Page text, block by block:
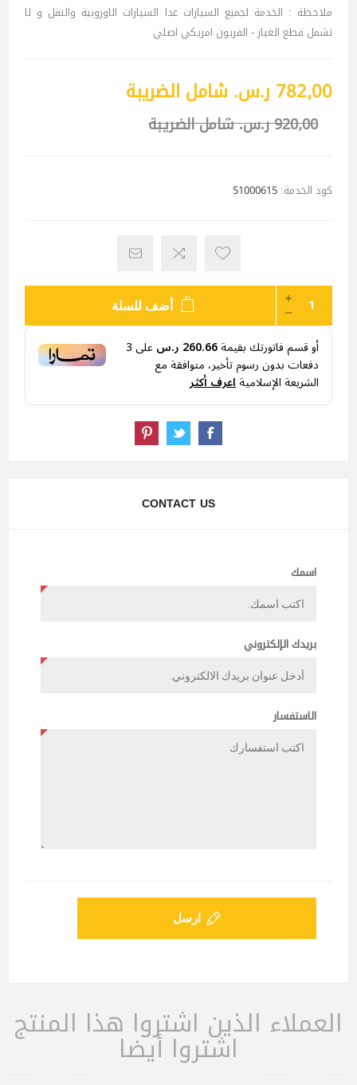
ملاحظة : الخدمة لجميع السيارات عدا السيارات الاوروبية والنقل و لا
تشمل قطع الغيار - الفريون امريكي اصلي
782٫00 ر.س.‏ شامل الضريبة
920٫00 ر.س.‏ شامل الضريبة
كود الخدمة: 51000615
أضف للسلة
أو قسم فاتورتك بقيمة260.66 ر.س على3
دفعات بدون رسوم تأخير، متوافقة مع
الشريعة الإسلاميةاعرف أكثر
CONTACT US
اسمك
بريدك الإلكتروني
الاستفسار
ارسل
العملاء الذين اشتروا هذا المنتج
اشتروا أيضا